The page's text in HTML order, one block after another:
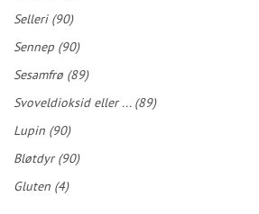
Selleri (90)
Sennep (90)
Sesamfrø (89)
Svoveldioksid eller ... (89)
Lupin (90)
Bløtdyr (90)
Gluten (4)